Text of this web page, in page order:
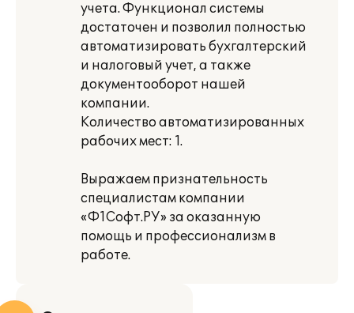
учета. Функционал системы
достаточен и позволил полностью
автоматизировать бухгалтерский
и налоговый учет, а также
документооборот нашей
компании.
Количество автоматизированных
рабочих мест: 1.
Выражаем признательность
специалистам компании
«Ф1Софт.РУ» за оказанную
помощь и профессионализм в
работе.